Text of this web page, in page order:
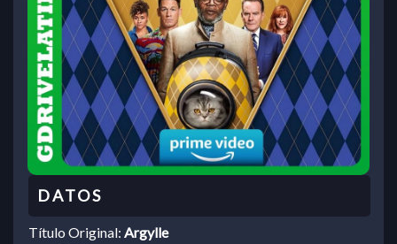
Título Original: Argylle